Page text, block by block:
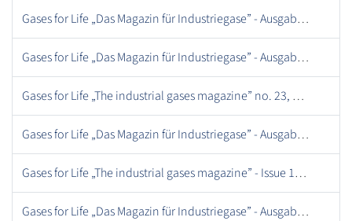
Gases for Life „Das Magazin für Industriegase” - Ausgabe 08, Februar 2013.pdf
Gases for Life „Das Magazin für Industriegase” - Ausgabe 14, Dezember 2014.pdf
Gases for Life „The industrial gases magazine” no. 23, December 2017.pdf
Gases for Life „Das Magazin für Industriegase” - Ausgabe 02, Juli 2011.pdf
Gases for Life „The industrial gases magazine” - Issue 15, June 2015 .pdf
Gases for Life „Das Magazin für Industriegase” - Ausgabe 07, September 2012.pdf